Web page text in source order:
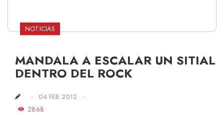
NOTICIAS
MANDALA A ESCALAR UN SITIAL
DENTRO DEL ROCK
04 FEB 2012
2868